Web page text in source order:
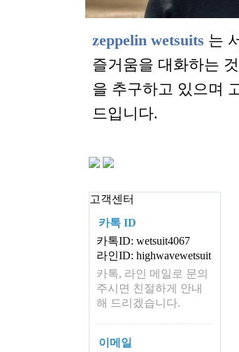
zeppelin wetsuits 는
즐거움을 대화하는
을 추구하고 있으며
드입니다.
고객센터
카톡 ID
카톡ID: wetsuit4067
라인ID: highwavewetsuit
카톡, 라인 메일로 문의
주시면 친절하게 안내
해 드리겠습니다.
이메일